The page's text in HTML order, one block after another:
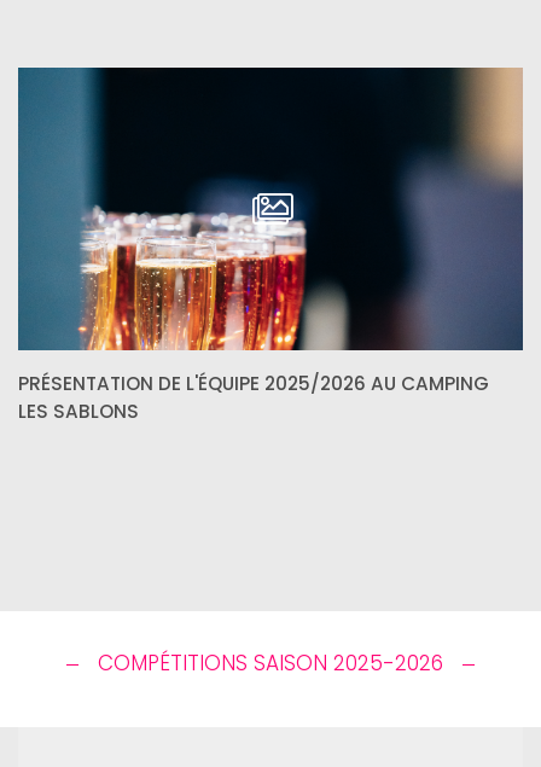
PRÉSENTATION DE L'ÉQUIPE 2025/2026 AU CAMPING
LES SABLONS
COMPÉTITIONS SAISON 2025-2026